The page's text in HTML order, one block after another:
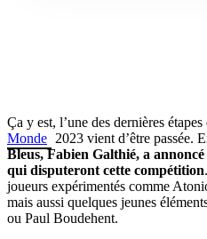
Ça y est, l’une des dernières
Monde 2023 vient d’être passée.
Bleus, Fabien Galthié, a
qui disputeront cette compétition
joueurs expérimentés comme
mais aussi quelques jeunes
ou Paul Boudehent.